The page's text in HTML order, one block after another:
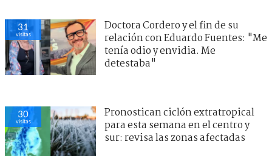
31
visitas
Doctora Cordero y el fin de su
relación con Eduardo Fuentes: "Me
tenía odio y envidia. Me
detestaba"
30
visitas
Pronostican ciclón extratropical
para esta semana en el centro y
sur: revisa las zonas afectadas